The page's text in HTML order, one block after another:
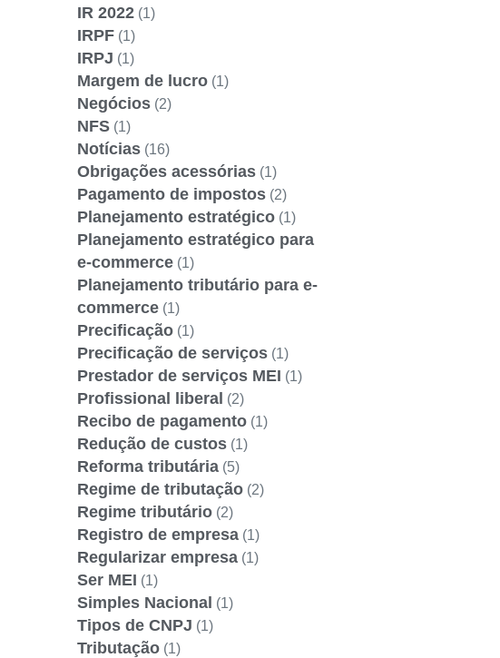
IR 2022(1)
IRPF(1)
IRPJ (1)
Margem de lucro(1)
Negócios(2)
NFS(1)
Notícias(16)
Obrigações acessórias(1)
Pagamento de impostos(2)
Planejamento estratégico(1)
Planejamento estratégico para
e-commerce(1)
Planejamento tributário para e-
commerce(1)
Precificação(1)
Precificação de serviços(1)
Prestador de serviços MEI (1)
Profissional liberal (2)
Recibo de pagamento(1)
Redução de custos(1)
Reforma tributária(5)
Regime de tributação(2)
Regime tributário(2)
Registro de empresa(1)
Regularizar empresa(1)
Ser MEI (1)
Simples Nacional (1)
Tipos de CNPJ (1)
Tributação(1)